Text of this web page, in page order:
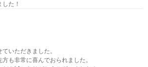
た！
いただきました。
も非常に喜んでおられました。